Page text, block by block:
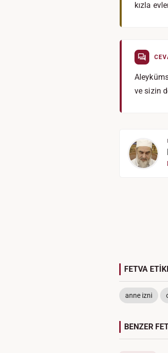
kızla
ve sizin
FETVA
anne izni
BENZER